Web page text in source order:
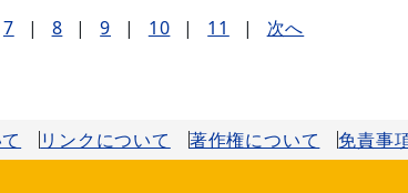
7 | 8 | 9 | 10 | 11 | 次へ
リンクについて 著作権について 免責事